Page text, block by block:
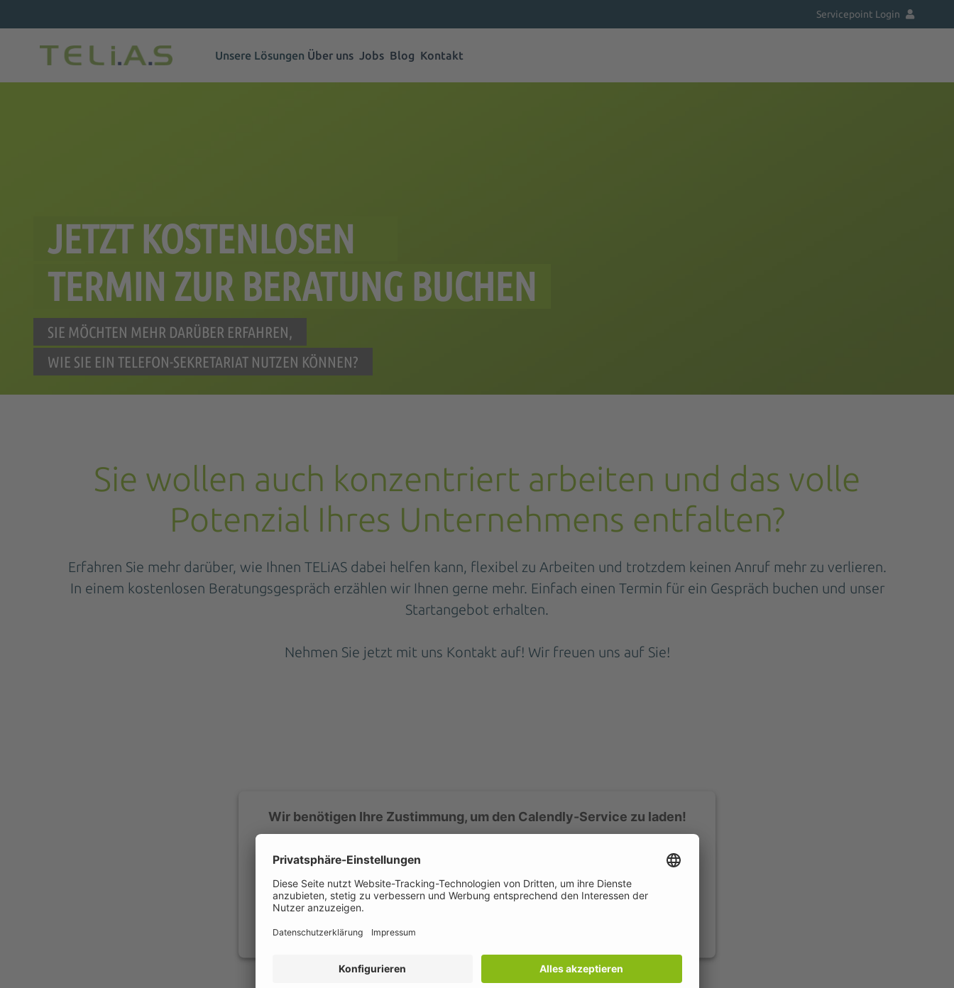
Servicepoint Login
Unsere Lösungen Über uns Jobs Blog Kontakt
JETZT KOSTENLOSEN
TERMIN ZUR BERATUNG BUCHEN
SIE MÖCHTEN MEHR DARÜBER ERFAHREN,
WIE SIE EIN TELEFON-SEKRETARIAT NUTZEN KÖNNEN?
Sie wollen auch konzentriert arbeiten und das volle
Potenzial Ihres Unternehmens entfalten?
Erfahren Sie mehr darüber, wie Ihnen TELiAS dabei helfen kann, flexibel zu Arbeiten und trotzdem keinen Anruf mehr zu verlieren.
In einem kostenlosen Beratungsgespräch erzählen wir Ihnen gerne mehr. Einfach einen Termin für ein Gespräch buchen und unser
Startangebot erhalten.
Nehmen Sie jetzt mit uns Kontakt auf! Wir freuen uns auf Sie!
Wir benötigen Ihre Zustimmung, um den Calendly-Service zu laden!
Ihren Aktivitäten sammeln. Bitte lesen Sie die Details durch und stimmen Sie der
Nutzung des Service zu, um diese Inhalte anzuzeigen.